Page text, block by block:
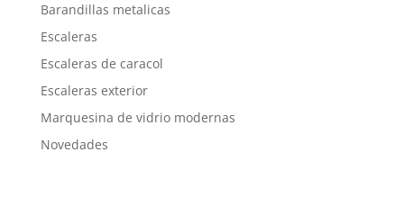
Barandillas metalicas
Escaleras
Escaleras de caracol
Escaleras exterior
Marquesina de vidrio modernas
Novedades